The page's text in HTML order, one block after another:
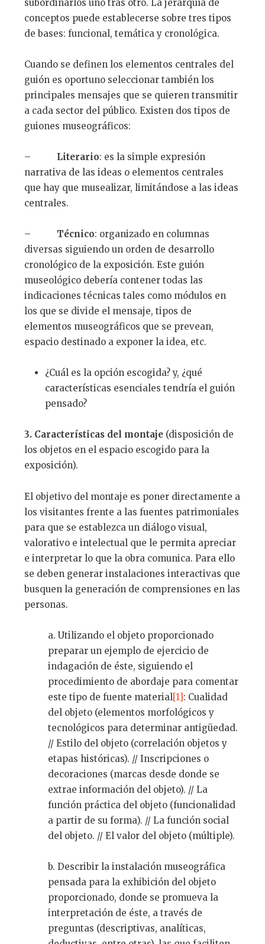
subordinarlos uno tras otro. La jerarquía de
conceptos puede establecerse sobre tres tipos
de bases: funcional, temática y cronológica.
Cuando se definen los elementos centrales del
guión es oportuno seleccionar también los
principales mensajes que se quieren transmitir
a cada sector del público. Existen dos tipos de
guiones museográficos:
– Literario: es la simple expresión
narrativa de las ideas o elementos centrales
que hay que musealizar, limitándose a las ideas
centrales.
– Técnico: organizado en columnas
diversas siguiendo un orden de desarrollo
cronológico de la exposición. Este guión
museológico debería contener todas las
indicaciones técnicas tales como módulos en
los que se divide el mensaje, tipos de
elementos museográficos que se prevean,
espacio destinado a exponer la idea, etc.
¿Cuál es la opción escogida? y, ¿qué
características esenciales tendría el guión
pensado?
3. Características del montaje(disposición de
los objetos en el espacio escogido para la
exposición).
El objetivo del montaje es poner directamente a
los visitantes frente a las fuentes patrimoniales
para que se establezca un diálogo visual,
valorativo e intelectual que le permita apreciar
e interpretar lo que la obra comunica. Para ello
se deben generar instalaciones interactivas que
busquen la generación de comprensiones en las
personas.
a. Utilizando el objeto proporcionado
preparar un ejemplo de ejercicio de
indagación de éste, siguiendo el
procedimiento de abordaje para comentar
este tipo de fuente material[1]: Cualidad
del objeto (elementos morfológicos y
tecnológicos para determinar antigüedad.
// Estilo del objeto (correlación objetos y
etapas históricas). // Inscripciones o
decoraciones (marcas desde donde se
extrae información del objeto). // La
función práctica del objeto (funcionalidad
a partir de su forma). // La función social
del objeto. // El valor del objeto (múltiple).
b. Describir la instalación museográfica
pensada para la exhibición del objeto
proporcionado, donde se promueva la
interpretación de éste, a través de
preguntas (descriptivas, analíticas,